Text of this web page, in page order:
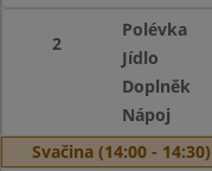
2
Polévka
Jídlo
Doplněk
Nápoj
Svačina (14:00 - 14:30)